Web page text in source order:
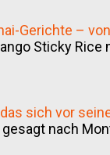
Gerichte –
Sticky
sich vor
nach